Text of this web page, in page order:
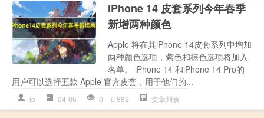
iPhone 14 皮套系列今年春季
新增两种颜色
Apple 将在其iPhone 14皮套系列中增加
两种颜色选项，紫色和棕色选项将加入
名单。 iPhone 14 和iPhone 14 Pro的
用户可以选择五款 Apple 官方皮套，用于他们的...
ip 04-06 0 882 文章列表